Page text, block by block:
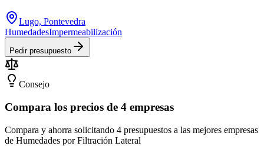
Lugo, Pontevedra
HumedadesImpermeabilización
Pedir presupuesto
Consejo
Compara los precios de 4 empresas
Compara y ahorra solicitando 4 presupuestos a las mejores empresas
de Humedades por Filtración Lateral